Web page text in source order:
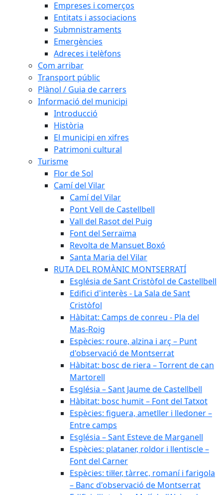
Empreses i comerços
Entitats i associacions
Submnistraments
Emergències
Adreces i telèfons
Com arribar
Transport públic
Plànol / Guia de carrers
Informació del municipi
Introducció
Història
El municipi en xifres
Patrimoni cultural
Turisme
Flor de Sol
Camí del Vilar
Camí del Vilar
Pont Vell de Castellbell
Vall del Rasot del Puig
Font del Serraïma
Revolta de Mansuet Boxó
Santa Maria del Vilar
RUTA DEL ROMÀNIC MONTSERRATÍ
Església de Sant Cristòfol de Castellbell
Edifici d'interès - La Sala de Sant
Cristòfol
Hàbitat: Camps de conreu - Pla del
Mas-Roig
Espècies: roure, alzina i arç – Punt
d'observació de Montserrat
Hàbitat: bosc de riera – Torrent de can
Martorell
Església – Sant Jaume de Castellbell
Hàbitat: bosc humit – Font del Tatxot
Espècies: figuera, ametller i lledoner –
Entre camps
Església – Sant Esteve de Marganell
Espècies: plataner, roldor i llentiscle –
Font del Carner
Espècies: til·ler, tàrrec, romaní i farigola
– Banc d'observació de Montserrat